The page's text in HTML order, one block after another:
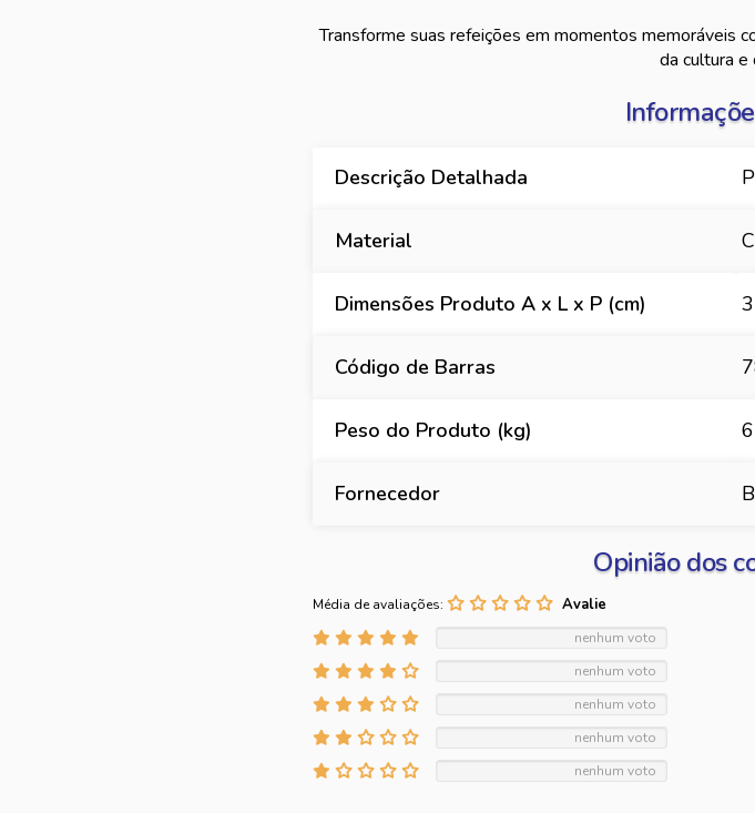
Transforme suas refeições em momentos memoráveis
da cultura e
Descrição Detalhada
Material
Dimensões Produto A x L x P (cm)
Código de Barras
Peso do Produto (kg)
Fornecedor
Opinião dos
Média de avaliações:
nenhum voto
nenhum voto
nenhum voto
nenhum voto
nenhum voto